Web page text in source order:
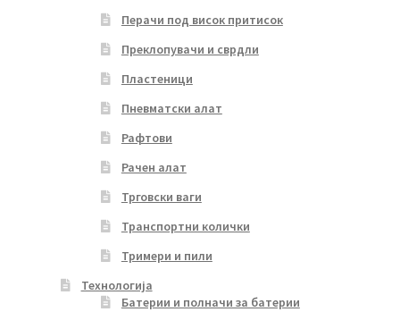
Перачи под висок притисок
Преклопувачи и сврдли
Пластеници
Пневматски алат
Рафтови
Рачен алат
Трговски ваги
Транспортни колички
Тримери и пили
Технологија
Батерии и полначи за батерии